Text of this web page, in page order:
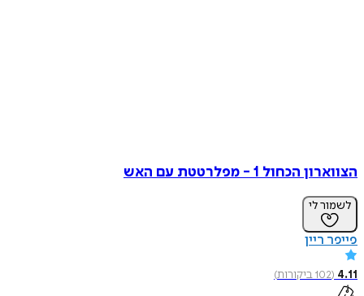
הצווארון הכחול 1 - מפלרטטת עם האש
לשמור לי
פייפר ריין
4.11
(
102ביקורות)